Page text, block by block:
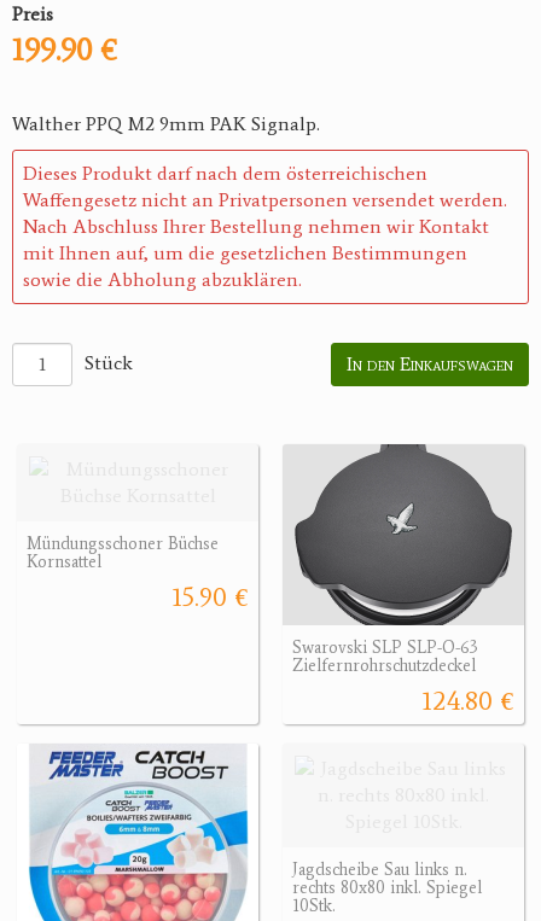
Preis
199.90 €
Walther PPQ M2 9mm PAK Signalp.
Dieses Produkt darf nach dem österreichischen
Waffengesetz nicht an Privatpersonen versendet werden.
Nach Abschluss Ihrer Bestellung nehmen wir Kontakt
mit Ihnen auf, um die gesetzlichen Bestimmungen
sowie die Abholung abzuklären.
Stück In den Einkaufswagen
Mündungsschoner Büchse
Kornsattel
15.90 €
Swarovski SLP SLP-O-63
Zielfernrohrschutzdeckel
124.80 €
Jagdscheibe Sau links n.
rechts 80x80 inkl. Spiegel
10Stk.